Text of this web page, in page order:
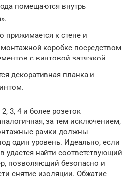
помещаются внутрь
прижимается к стене и
монтажной коробке посредством
с винтовой затяжкой.
декоративная планка и
3, 4 и более розеток
за тем исключением,
рамки должны
один уровень. Идеально, если
удастся найти соответствующий
позволяющий безопасно и
снятие изоляции. Обжатие